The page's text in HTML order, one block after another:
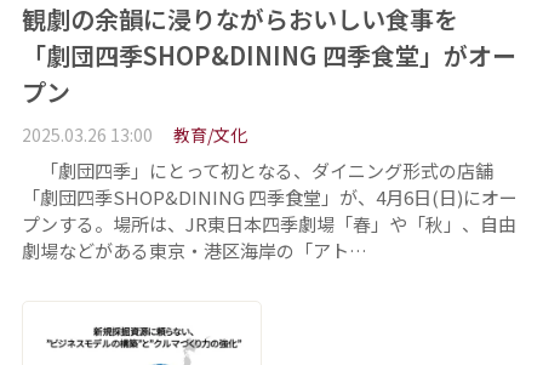
観劇の余韻に浸りながらおいしい食事を
「劇団四季SHOP&DINING 四季食堂」がオー
プン
2025.03.26 13:00 教育/文化
「劇団四季」にとって初となる、ダイニング形式の店舗
「劇団四季SHOP&DINING 四季食堂」が、4月6日(日)にオー
プンする。場所は、JR東日本四季劇場「春」や「秋」、自由
劇場などがある東京・港区海岸の「アト…